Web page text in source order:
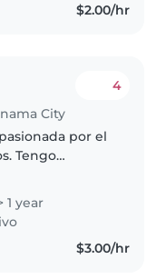
$2.00/hr
City
4
por el
Tengo
con
lectura,
y juegos, que
1 year
$3.00/hr